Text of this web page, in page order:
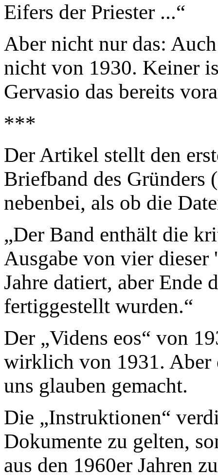
Eifers der Priester ...“
Aber nicht nur das:
nicht von 1930. Keiner
Gervasio das bereits
***
Der Artikel stellt den
Briefband des Gründers
nebenbei, als ob die
„Der Band enthält die
Ausgabe von vier
Jahre datiert, aber Ende
fertiggestellt wurden.“
Der „Videns eos“ von
wirklich von 1931. Aber
uns glauben gemacht.
Die „Instruktionen“
Dokumente zu gelten,
aus den 1960er Jahren